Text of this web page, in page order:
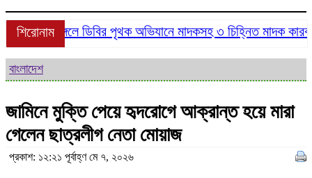
শিরোনাম
শ্রীমঙ্গলে ডিবির পৃথক অভিযানে মাদকসহ ৩ চিহ্নিত মাদক কারবারি
বাংলাদেশ
জামিনে মুক্তি পেয়ে হৃদরোগে আক্রান্ত হয়ে মারা
গেলেন ছাত্রলীগ নেতা মোয়াজ
প্রকাশ: ১২:২১ পূর্বাহ্ণ মে ৭, ২০২৬